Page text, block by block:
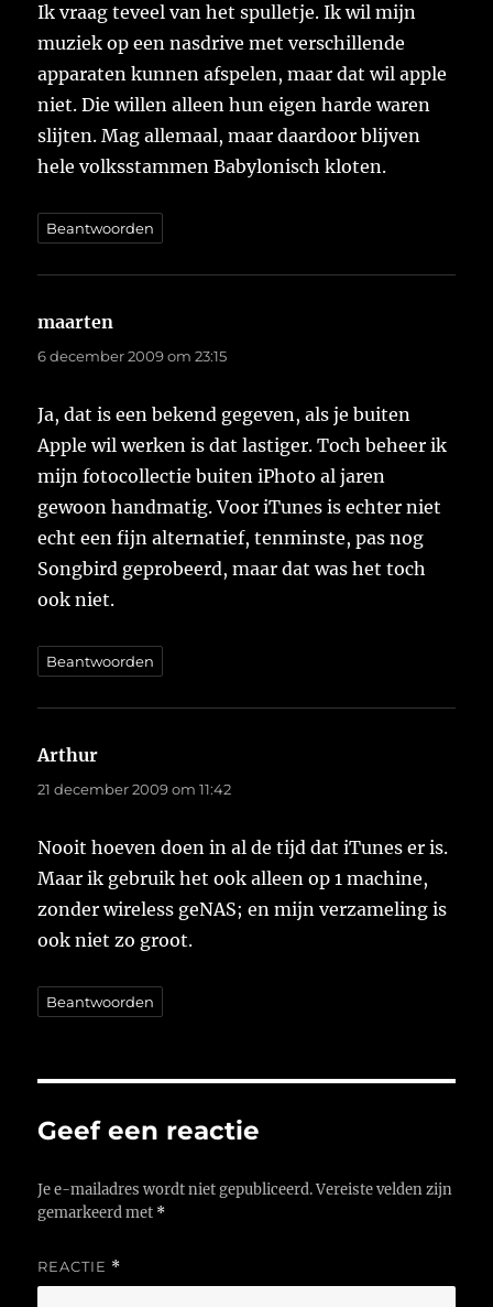
Ik vraag teveel van het spulletje. Ik wil mijn
muziek op een nasdrive met verschillende
apparaten kunnen afspelen, maar dat wil apple
niet. Die willen alleen hun eigen harde waren
slijten. Mag allemaal, maar daardoor blijven
hele volksstammen Babylonisch kloten.
Beantwoorden
maarten
6 december 2009 om 23:15
Ja, dat is een bekend gegeven, als je buiten
Apple wil werken is dat lastiger. Toch beheer ik
mijn fotocollectie buiten iPhoto al jaren
gewoon handmatig. Voor iTunes is echter niet
echt een fijn alternatief, tenminste, pas nog
Songbird geprobeerd, maar dat was het toch
ook niet.
Beantwoorden
Arthur
21 december 2009 om 11:42
Nooit hoeven doen in al de tijd dat iTunes er is.
Maar ik gebruik het ook alleen op 1 machine,
zonder wireless geNAS; en mijn verzameling is
ook niet zo groot.
Beantwoorden
Geef een reactie
Je e-mailadres wordt niet gepubliceerd. Vereiste velden zijn
gemarkeerd met *
REACTIE *